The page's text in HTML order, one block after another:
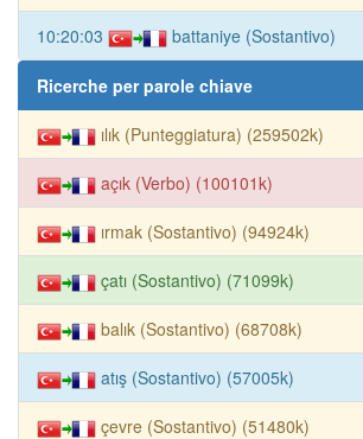
10:20:03 battaniye (Sostantivo)
Ricerche per parole chiave
ılık (Punteggiatura) (259502k)
açık (Verbo) (100101k)
ırmak (Sostantivo) (94924k)
çatı (Sostantivo) (71099k)
balık (Sostantivo) (68708k)
atış (Sostantivo) (57005k)
çevre (Sostantivo) (51480k)